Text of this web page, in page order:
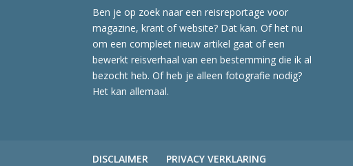
Ben je op zoek naar een reisreportage voor
magazine, krant of website? Dat kan. Of het nu
om een compleet nieuw artikel gaat of een
bewerkt reisverhaal van een bestemming die ik al
bezocht heb. Of heb je alleen fotografie nodig?
Het kan allemaal.
DISCLAIMER PRIVACY VERKLARING